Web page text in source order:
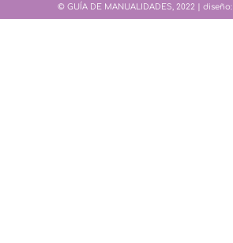
© GUÍA DE MANUALIDADES, 2022 | diseño: